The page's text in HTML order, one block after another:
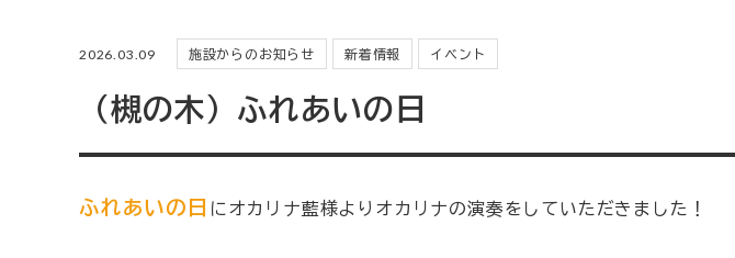
2026.03.09 施設からのお知らせ 新着情報 イベント
（槻の木）ふれあいの日
ふれあいの日 にオカリナ藍様よりオカリナの演奏をしていただきました！